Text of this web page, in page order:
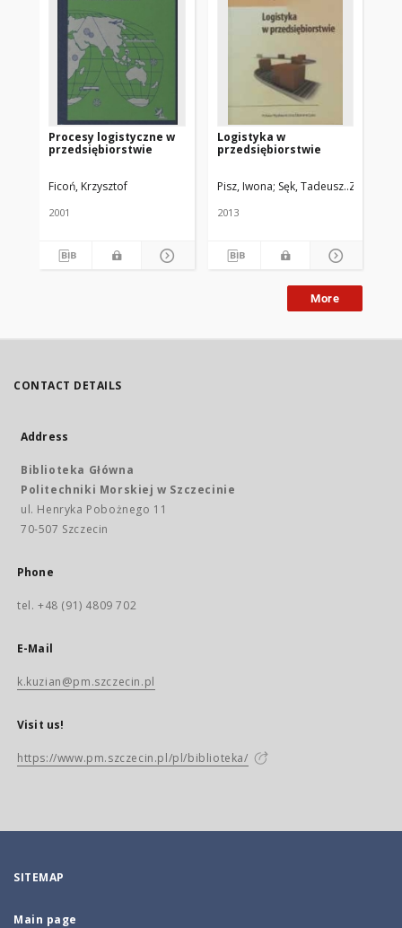
Procesy logistyczne w
przedsiębiorstwie
Ficoń, Krzysztof
2001
Logistyka w
przedsiębiorstwie
Pisz, Iwona Sęk, Tadeusz Zielecki,
2013
More
CONTACT DETAILS
Address
Biblioteka Główna
Politechniki Morskiej w Szczecinie
ul. Henryka Pobożnego 11
70-507 Szczecin
Phone
tel. +48 (91) 4809 702
E-Mail
k.kuzian@pm.szczecin.pl
Visit us!
https://www.pm.szczecin.pl/pl/biblioteka/
SITEMAP
Main page